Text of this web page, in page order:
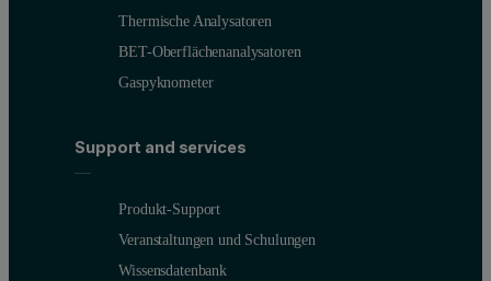
Thermische Analysatoren
BET-Oberflächenanalysatoren
Gaspyknometer
Support and services
Produkt-Support
Veranstaltungen und Schulungen
Wissensdatenbank